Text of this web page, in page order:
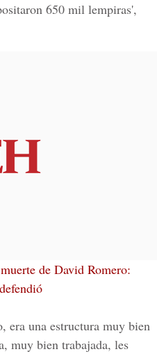
650 mil lempiras',
de David Romero:
era una estructura muy bien
muy bien trabajada, les